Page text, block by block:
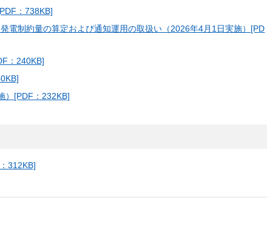
：738KB]
電制約量の算定および通知運用の取扱い（2026年4月1日実施）[PD
：240KB]
）[PDF：232KB]
312KB]